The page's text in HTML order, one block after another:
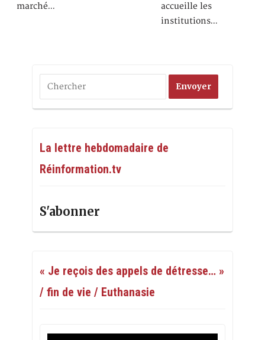
marché…
accueille les
institutions…
La lettre hebdomadaire de
Réinformation.tv
S'abonner
« Je reçois des appels de détresse… »
/ fin de vie / Euthanasie